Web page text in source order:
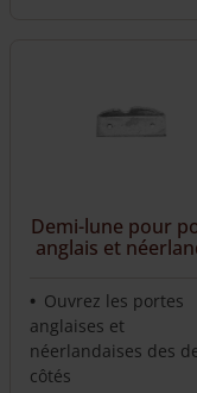
Demi-lune pour
anglais et
Ouvrez les portes
anglaises et
néerlandaises des
côtés